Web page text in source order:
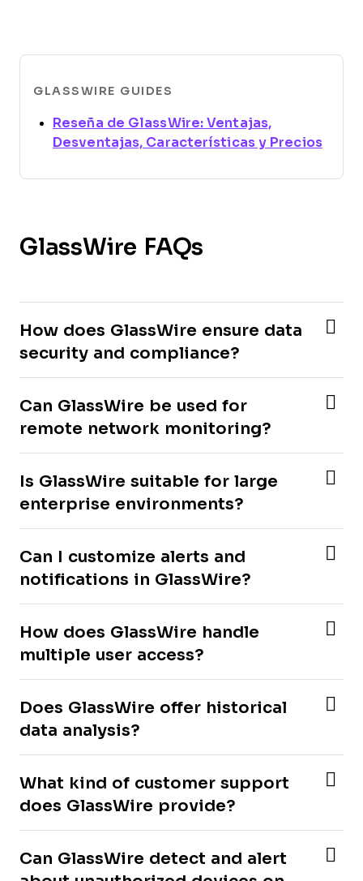
GLASSWIRE GUIDES
Reseña de GlassWire: Ventajas,
Desventajas, Características y Precios
GlassWire FAQs
How does GlassWire ensure data
security and compliance?
Can GlassWire be used for
remote network monitoring?
Is GlassWire suitable for large
enterprise environments?
Can I customize alerts and
notifications in GlassWire?
How does GlassWire handle
multiple user access?
Does GlassWire offer historical
data analysis?
What kind of customer support
does GlassWire provide?
Can GlassWire detect and alert